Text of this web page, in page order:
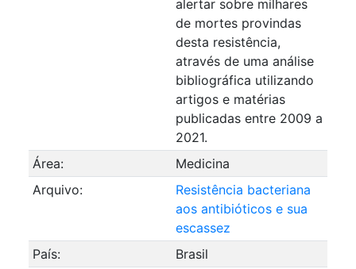
alertar sobre milhares
de mortes provindas
desta resistência,
através de uma análise
bibliográfica utilizando
artigos e matérias
publicadas entre 2009 a
2021.
Área:
Medicina
Arquivo:
Resistência bacteriana
aos antibióticos e sua
escassez
País:
Brasil